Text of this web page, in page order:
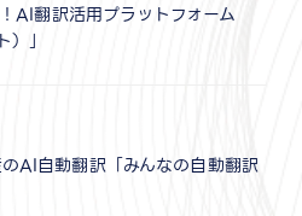
AI翻訳活用プラットフォーム
」
AI自動翻訳「みんなの自動翻訳